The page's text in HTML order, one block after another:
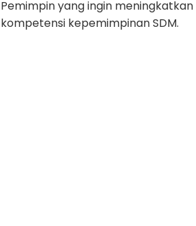
Pemimpin yang ingin meningkatkan
kompetensi kepemimpinan SDM.